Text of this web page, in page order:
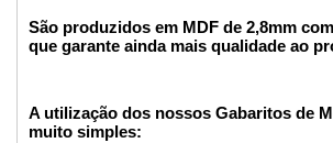
São produzidos em MDF de 2,8mm
que garante ainda mais qualidade ao
A utilização dos nossos Gabaritos de
muito simples: